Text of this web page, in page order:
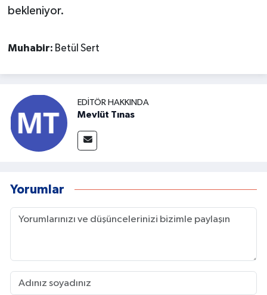
bekleniyor.
Muhabir: Betül Sert
EDITÖR HAKKINDA
Mevlüt Tınas
Yorumlar